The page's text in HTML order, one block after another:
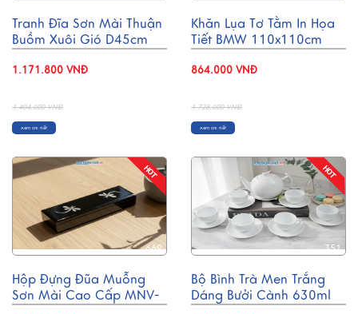
Tranh Đĩa Sơn Mài Thuận
Buồm Xuôi Gió D45cm
1.171.800 VNĐ
1.404.000 VNĐ
Xem chi tiết
Khăn Lụa Tơ Tằm In Họa
Tiết BMW 110x110cm
864.000 VNĐ
1.728.000 VNĐ
Xem chi tiết
669
Hộp Đựng Đũa Muỗng
Sơn Mài Cao Cấp MNV-
351
Bộ Bình Trà Men Trắng
Dáng Bưởi Cành 630ml